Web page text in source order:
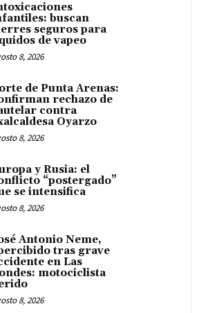
buscan
seguros para
de vapeo
8, 2026
de Punta Arenas:
rechazo de
contra
Oyarzo
8, 2026
y Rusia: el
“postergado”
se intensifica
8, 2026
Antonio Neme,
tras grave
en Las
motociclista
8, 2026